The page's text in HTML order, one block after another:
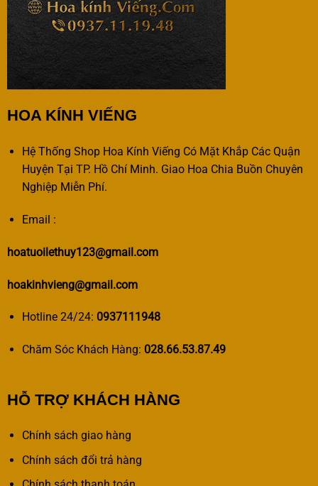
HOA KÍNH VIẾNG
Hệ Thống Shop Hoa Kính Viếng Có Mặt Khắp Các Quận
Huyện Tại TP. Hồ Chí Minh. Giao Hoa Chia Buồn Chuyên
Nghiệp Miễn Phí.
Email :
hoatuoilethuy123@gmail.com
hoakinhvieng@gmail.com
Hotline 24/24: 0937111948
Chăm Sóc Khách Hàng: 028.66.53.87.49
HỖ TRỢ KHÁCH HÀNG
Chính sách giao hàng
Chính sách đổi trả hàng